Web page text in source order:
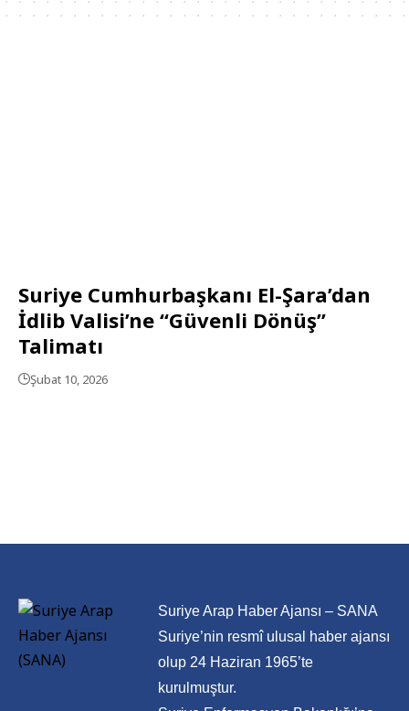
Suriye Cumhurbaşkanı El-Şara’dan
İdlib Valisi’ne “Güvenli Dönüş”
Talimatı
Şubat 10, 2026
Suriye Arap Haber Ajansı – SANA
Suriye’nin resmî ulusal haber ajansı
olup 24 Haziran 1965’te
kurulmuştur.